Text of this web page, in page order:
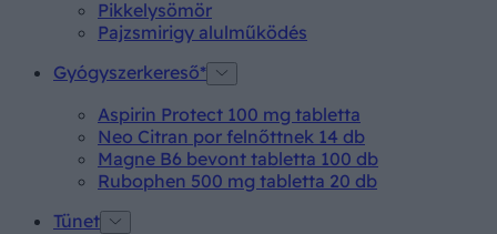
Pikkelysömör
Pajzsmirigy alulműködés
Gyógyszerkereső*
Aspirin Protect 100 mg tabletta
Neo Citran por felnőttnek 14 db
Magne B6 bevont tabletta 100 db
Rubophen 500 mg tabletta 20 db
Tünet